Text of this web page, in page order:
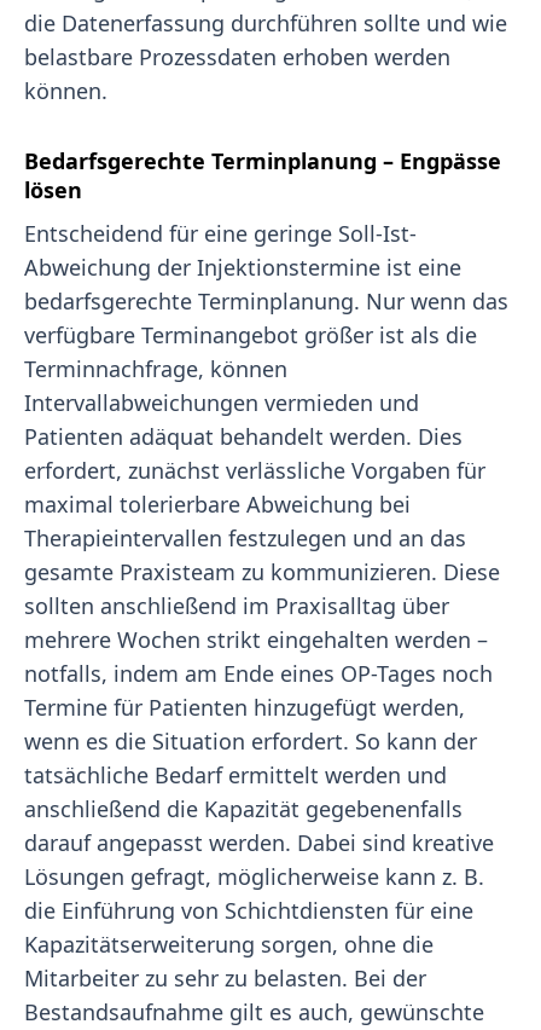
die Datenerfassung durchführen sollte und wie
belastbare Prozessdaten erhoben werden
können.
Bedarfsgerechte Terminplanung – Engpässe
lösen
Entscheidend für eine geringe Soll-Ist-
Abweichung der Injektionstermine ist eine
bedarfsgerechte Terminplanung. Nur wenn das
verfügbare Terminangebot größer ist als die
Terminnachfrage, können
Intervallabweichungen vermieden und
Patienten adäquat behandelt werden. Dies
erfordert, zunächst verlässliche Vorgaben für
maximal tolerierbare Abweichung bei
Therapieintervallen festzulegen und an das
gesamte Praxisteam zu kommunizieren. Diese
sollten anschließend im Praxisalltag über
mehrere Wochen strikt eingehalten werden –
notfalls, indem am Ende eines OP-Tages noch
Termine für Patienten hinzugefügt werden,
wenn es die Situation erfordert. So kann der
tatsächliche Bedarf ermittelt werden und
anschließend die Kapazität gegebenenfalls
darauf angepasst werden. Dabei sind kreative
Lösungen gefragt, möglicherweise kann z. B.
die Einführung von Schichtdiensten für eine
Kapazitätserweiterung sorgen, ohne die
Mitarbeiter zu sehr zu belasten. Bei der
Bestandsaufnahme gilt es auch, gewünschte